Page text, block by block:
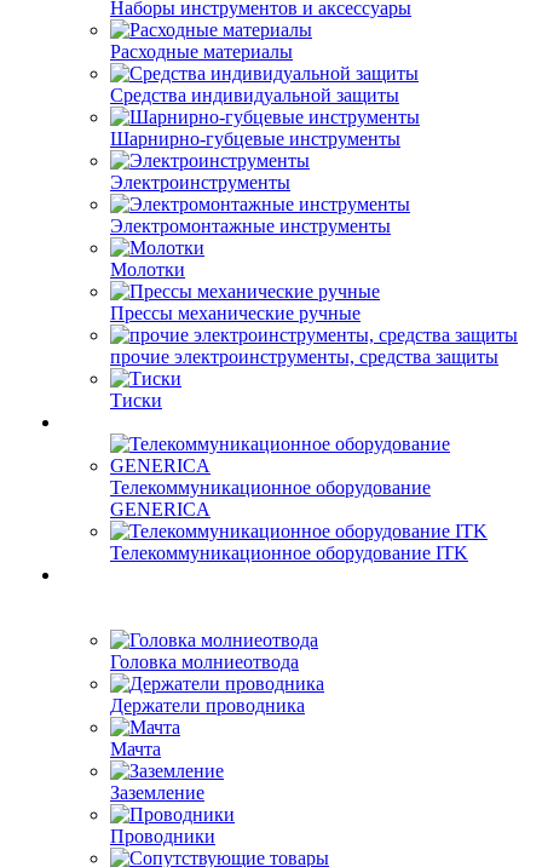
Наборы инструментов и аксессуары
Расходные материалы
Средства индивидуальной защиты
Шарнирно-губцевые инструменты
Электроинструменты
Электромонтажные инструменты
Молотки
Прессы механические ручные
прочие электроинструменты, средства защиты
Тиски
Телекоммуникационное оборудование
GENERICA
Телекоммуникационное оборудование ITK
Головка молниеотвода
Держатели проводника
Мачта
Заземление
Проводники